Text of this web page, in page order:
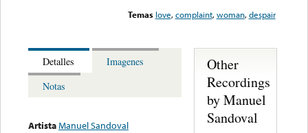
Temas love,complaint,woman,despair
Detalles
Imagenes
Notas
ArtistaManuel Sandoval
Other
Recordings
by Manuel
Sandoval